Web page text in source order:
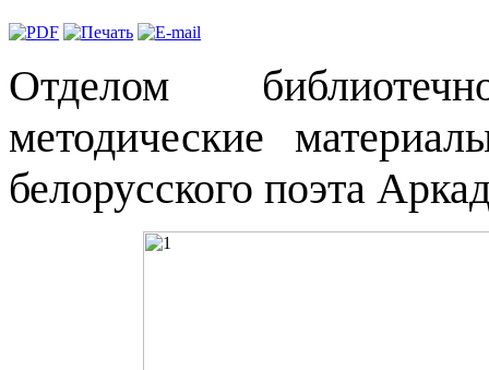
Отделом
методические
белорусского поэта